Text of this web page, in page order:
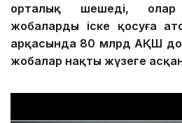
орталық шешеді, олар
жобаларды іске қосуға
арқасында 80 млрд АҚШ
жобалар нақты жүзеге ас